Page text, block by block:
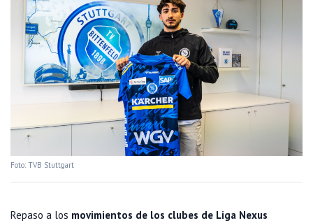
Foto: TVB Stuttgart
Repaso a los movimientos de los clubes de Liga Nexus